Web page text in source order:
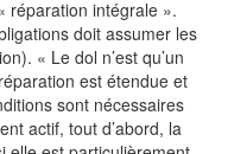
réparation intégrale ».
doit assumer les
« Le dol n’est qu’un
est étendue et
sont nécessaires
actif, tout d’abord, la